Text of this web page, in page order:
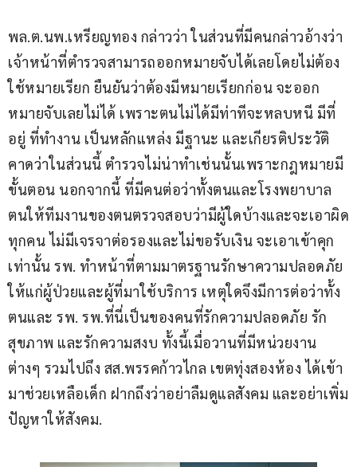
พล.ต.นพ.เหรียญทอง กล่าวว่า ในส่วนที่มีคนกล่าวอ้างว่า
เจ้าหน้าที่ตำรวจสามารถออกหมายจับได้เลยโดยไม่ต้อง
ใช้หมายเรียก ยืนยันว่าต้องมีหมายเรียกก่อน จะออก
หมายจับเลยไม่ได้ เพราะตนไม่ได้มีท่าทีจะหลบหนี มีที่
อยู่ ที่ทำงาน เป็นหลักแหล่ง มีฐานะ และเกียรติประวัติ
คาดว่าในส่วนนี้ ตำรวจไม่น่าทำเช่นนั้นเพราะกฎหมายมี
ขั้นตอน นอกจากนี้ ที่มีคนต่อว่าทั้งตนและโรงพยาบาล
ตนให้ทีมงานของตนตรวจสอบว่ามีผู้ใดบ้างและจะเอาผิด
ทุกคน ไม่มีเจรจาต่อรองและไม่ขอรับเงิน จะเอาเข้าคุก
เท่านั้น รพ. ทำหน้าที่ตามมาตรฐานรักษาความปลอดภัย
ให้แก่ผู้ป่วยและผู้ที่มาใช้บริการ เหตุใดจึงมีการต่อว่าทั้ง
ตนและ รพ. รพ.ที่นี่เป็นของคนที่รักความปลอดภัย รัก
สุขภาพ และรักความสงบ ทั้งนี้เมื่อวานที่มีหน่วยงาน
ต่างๆ รวมไปถึง สส.พรรคก้าวไกล เขตทุ่งสองห้อง ได้เข้า
มาช่วยเหลือเด็ก ฝากถึงว่าอย่าลืมดูแลสังคม และอย่าเพิ่ม
ปัญหาให้สังคม.